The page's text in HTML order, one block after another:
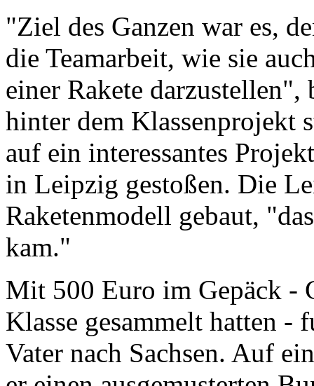
"Ziel des Ganzen war es,
die Teamarbeit, wie sie
einer Rakete
hinter dem Klassenprojekt
auf ein interessantes
in Leipzig gestoßen. Die
Raketenmodell gebaut,
kam."
Mit 500 Euro im Gepäck -
Klasse gesammelt hatten
Vater nach Sachsen. Auf